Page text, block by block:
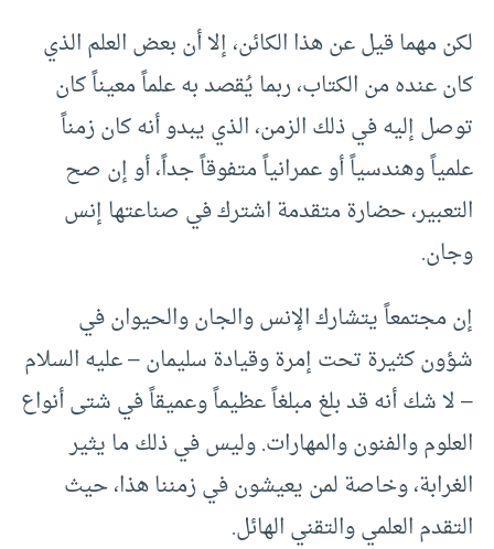
لكن مهما قيل عن هذا الكائن، إلا أن بعض العلم الذي
كان عنده من الكتاب، ربما يُقصد به علماً معيناً كان
توصل إليه في ذلك الزمن، الذي يبدو أنه كان زمناً
علمياً وهندسياً أو عمرانياً متفوقاً جداً، أو إن صح
التعبير، حضارة متقدمة اشترك في صناعتها إنس
وجان.
إن مجتمعاً يتشارك الإنس والجان والحيوان في
شؤون كثيرة تحت إمرة وقيادة سليمان – عليه السلام
– لا شك أنه قد بلغ مبلغاً عظيماً وعميقاً في شتى أنواع
العلوم والفنون والمهارات. وليس في ذلك ما يثير
الغرابة، وخاصة لمن يعيشون في زمننا هذا، حيث
التقدم العلمي والتقني الهائل.